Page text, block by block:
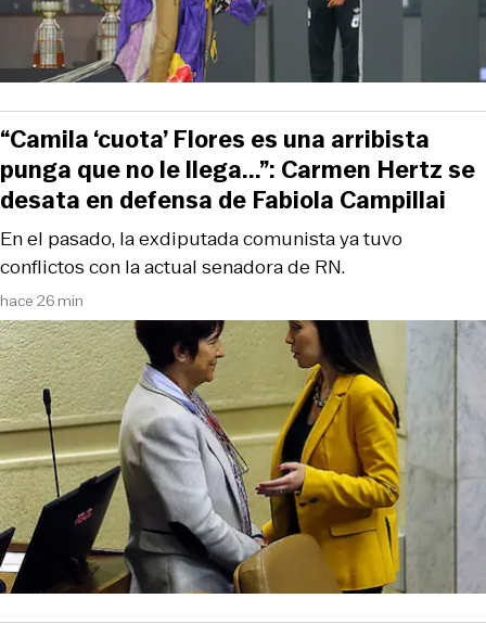
hace 26 min
En el pasado, la exdiputada comunista ya tuvo
conflictos con la actual senadora de RN.
“Camila ‘cuota’ Flores es una arribista
punga que no le llega...”: Carmen Hertz se
desata en defensa de Fabiola Campillai